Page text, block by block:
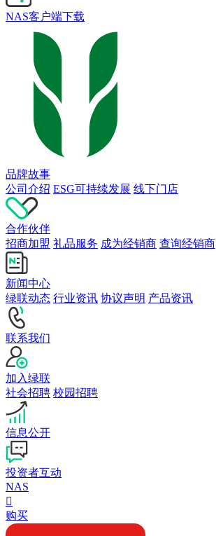
NAS客户端下载
品牌故事
公司介绍 ESG可持续发展 线下门店
合作伙伴
招商加盟 礼品服务 成为经销商 查询经销商
新闻中心
绿联动态 行业资讯 协议声明 产品资讯
联系我们
加入绿联
社会招聘 校园招聘
信息公开
投资者互动
NAS

购买